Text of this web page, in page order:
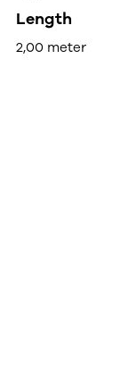
Length
2,00 meter